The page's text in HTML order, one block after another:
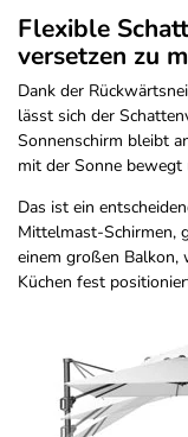
Flexible
versetzen zu
Dank der
lässt sich der
Sonnenschirm bleibt
mit der Sonne
Das ist ein
Mittelmast-Schirmen,
einem großen Balkon,
Küchen fest